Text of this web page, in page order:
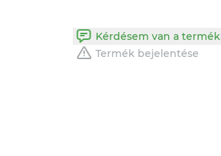
Kérdésem van a
Termék bejelentése